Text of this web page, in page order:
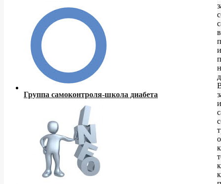
Группа самоконтроля-школа диабета
в